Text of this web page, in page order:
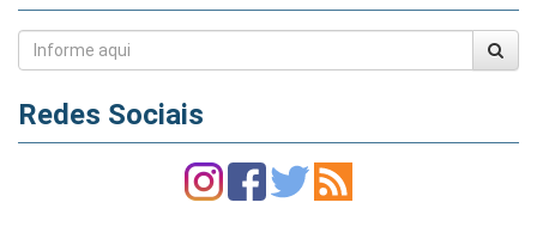
Redes Sociais